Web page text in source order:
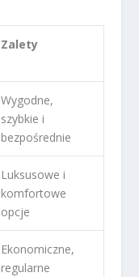
Zalety
Wygodne,
szybkie i
bezpośrednie
Luksusowe i
komfortowe
opcje
Ekonomiczne,
regularne